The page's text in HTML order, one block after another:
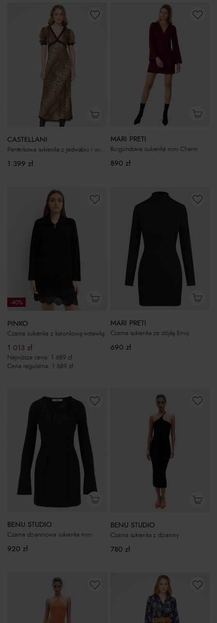
CASTELLANI
Panterkowa sukienka z jedwabiu i wiskozy Marie
1 399 zł
MARI PRETI
Burgundowa sukienka mini Charm
890 zł
-40%
PINKO
Czarna sukienka z koronkową wstawką
1 013 zł
Najniższa cena: 1 689 zł
Cena regularna: 1 689 zł
MARI PRETI
Czarna sukienka ze stójką Envy
690 zł
BENU STUDIO
Czarna dzianinowa sukienka mini
920 zł
BENU STUDIO
Czarna sukienka z dzianiny
780 zł